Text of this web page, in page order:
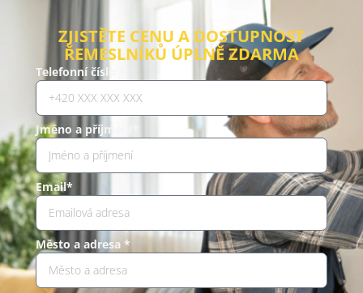
ZJISTĚTE CENU A DOSTUPNOST
ŘEMESLNÍKŮ ÚPLNĚ ZDARMA
Telefonní číslo *
Jméno a příjmení*
Email*
Město a adresa *